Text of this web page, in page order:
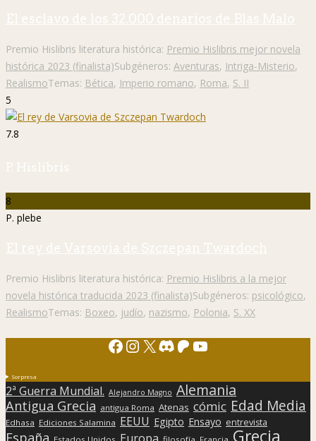
El esclavo de los 32.000 denarios de Blas Malo
Premio Hislibris literatura histórica: Premio Hislibris mejor novela
histórica 2023 (finalista)Subgéneros: Aventuras, Intriga-Misterio,
RealismoTemas: Bética, Imperio romano, Roma, S. II
5
7.8
P. Hislibris
8
P. plebe
El rey de Varsovia de Szczepan Twardoch
Premio Hislibris literatura histórica: Premio Hislibris a la mejor
novela histórica traducida 2023 (finalista)Subgéneros: psicológico,
RealismoTemas: Boxeo, judío, nazismo, Polonia, S. XX
Facebook
Instagram
X Discord
Patreon
YouTube
Sorpresa
2ª Guerra Mundial. Alejandro Magno Alemania
Antigua Grecia antigua Roma Atenas cómic Edad Media
Edhasa Ediciones Salamina EEUU Egipto Ensayo entrevista
España Europa Grecia